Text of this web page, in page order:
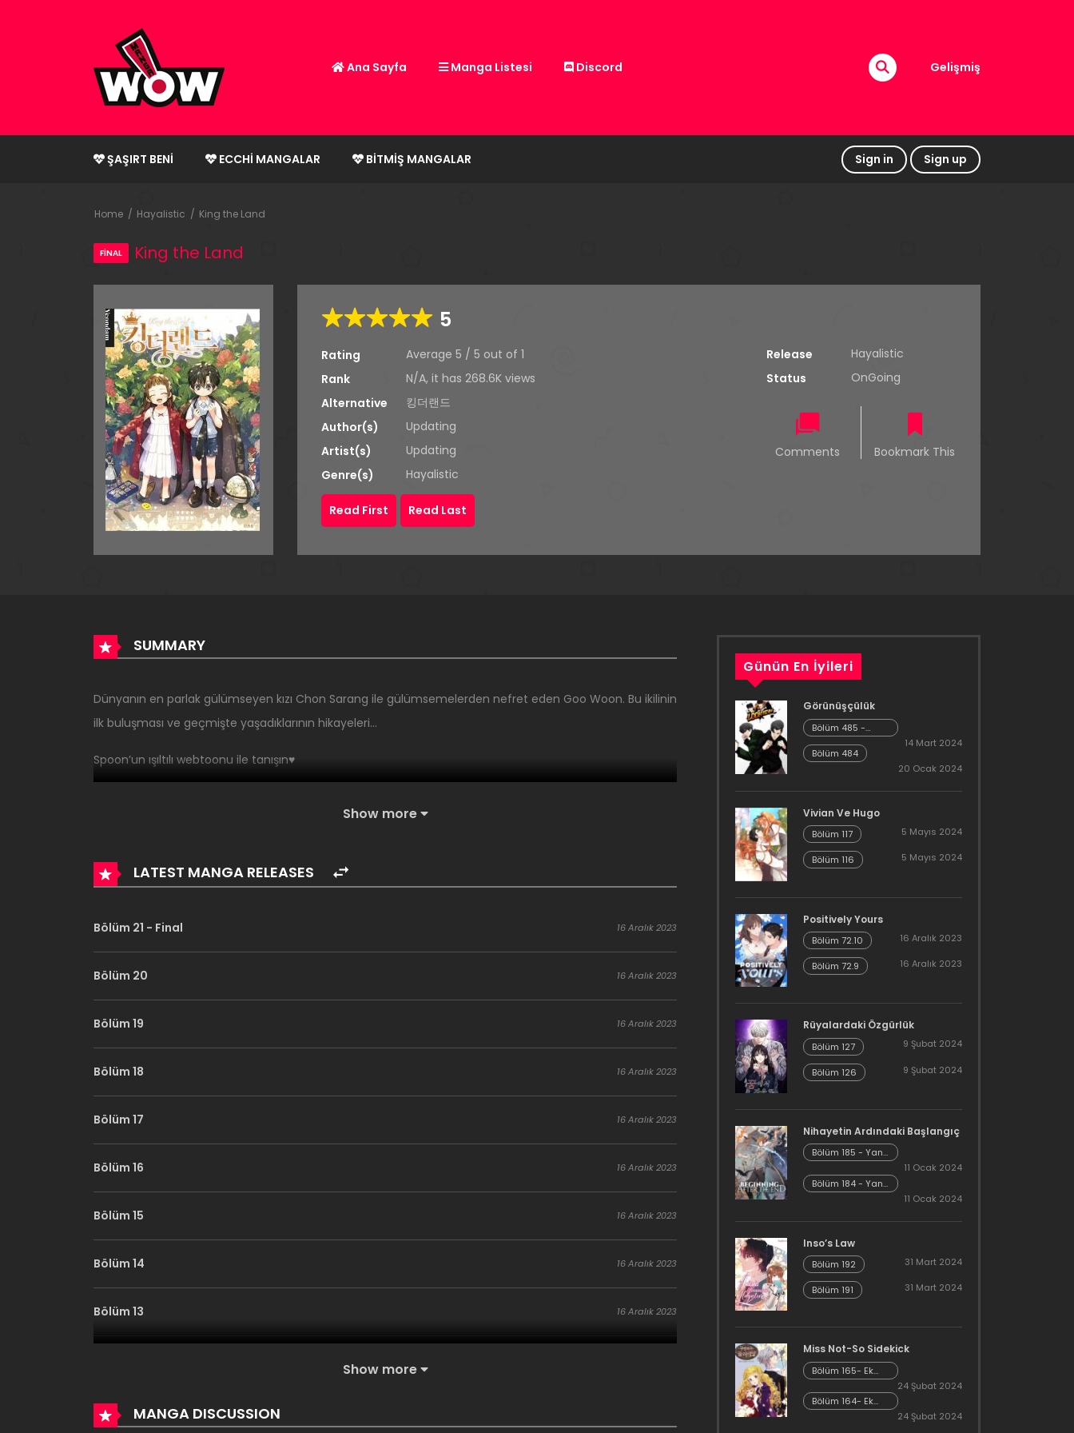
Ana Sayfa Manga Listesi Discord Gelişmiş
ŞAŞIRT BENI ECCHI MANGALAR BITMIŞ MANGALAR Sign in Sign up
Home Hayalistic King the Land
FINAL King the Land
5
Rating Average 5 / 5 out of 1
Rank
N/A, it has 268.6K views
Alternative
킹더랜드
Author(s)
Updating
Artist(s)
Updating
Genre(s)
Hayalistic
Release
Hayalistic
Status
OnGoing
Comments Bookmark This
Read First Read Last
SUMMARY
Dünyanın en parlak gülümseyen kızı Chon Sarang ile gülümsemelerden nefret eden Goo Woon. Bu ikilinin
ilk buluşması ve geçmişte yaşadıklarının hikayeleri…
Spoon’un ışıltılı webtoonu ile tanışın♥
Show more
LATEST MANGA RELEASES
Bölüm 21 - Final 16 Aralık 2023
Bölüm 20 16 Aralık 2023
Bölüm 19 16 Aralık 2023
Bölüm 18 16 Aralık 2023
Bölüm 17 16 Aralık 2023
Bölüm 16 16 Aralık 2023
Bölüm 15 16 Aralık 2023
Bölüm 14 16 Aralık 2023
Bölüm 13 16 Aralık 2023
Bölüm 11
Show more
MANGA DISCUSSION
Günün En İyileri
Görünüşçülük
Bölüm 485 -
Cheonliang [04]
14 Mart 2024
Bölüm 484
20 Ocak 2024
Vivian Ve Hugo
Bölüm 117 5 Mayıs 2024
Bölüm 116 5 Mayıs 2024
Positively Yours
Bölüm 72.10 16 Aralık 2023
Bölüm 72.9 16 Aralık 2023
Rüyalardaki Özgürlük
Bölüm 127 9 Şubat 2024
Bölüm 126 9 Şubat 2024
Nihayetin Ardındaki Başlangıç
Bölüm 185 - Yan
Hikaye Kısım 7
11 Ocak 2024
Bölüm 184 - Yan
Hikaye Kısım 6
11 Ocak 2024
Inso’s Law
Bölüm 192 31 Mart 2024
Bölüm 191 31 Mart 2024
Miss Not-So Sidekick
Bölüm 165- Ek
Bölüm 26
24 Şubat 2024
Bölüm 164- Ek
Bölüm 25
24 Şubat 2024